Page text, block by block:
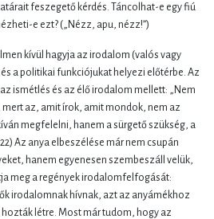
feszegető kérdés. Táncolhat-e egy fiú
e ezt? („Nézz, apu, nézz!”)
kívül hagyja az irodalom (valós vagy
a politikai funkciójukat helyezi előtérbe. Az
ismétlés és az élő irodalom mellett: „Nem
az, amit írok, amit mondok, nem az
megfelelni, hanem a sürgető szükség, a
22) Az anya elbeszélése már nem csupán
hanem egyenesen szembeszáll velük,
meg a regények irodalomfelfogását:
irodalomnak hívnak, azt az anyámékhoz
létre. Most már tudom, hogy az